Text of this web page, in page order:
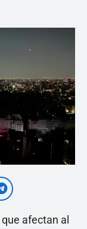
afectan al